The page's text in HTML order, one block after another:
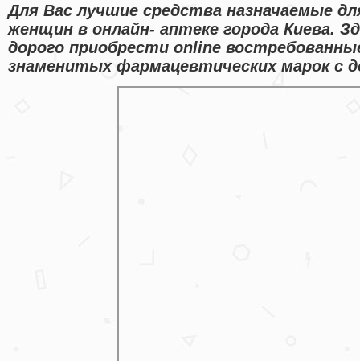
Для Вас лучшие средства назначаемые
женщин в онлайн- аптеке города Киева.
дорого приобрести online
знаменитых фармацевтических марок с